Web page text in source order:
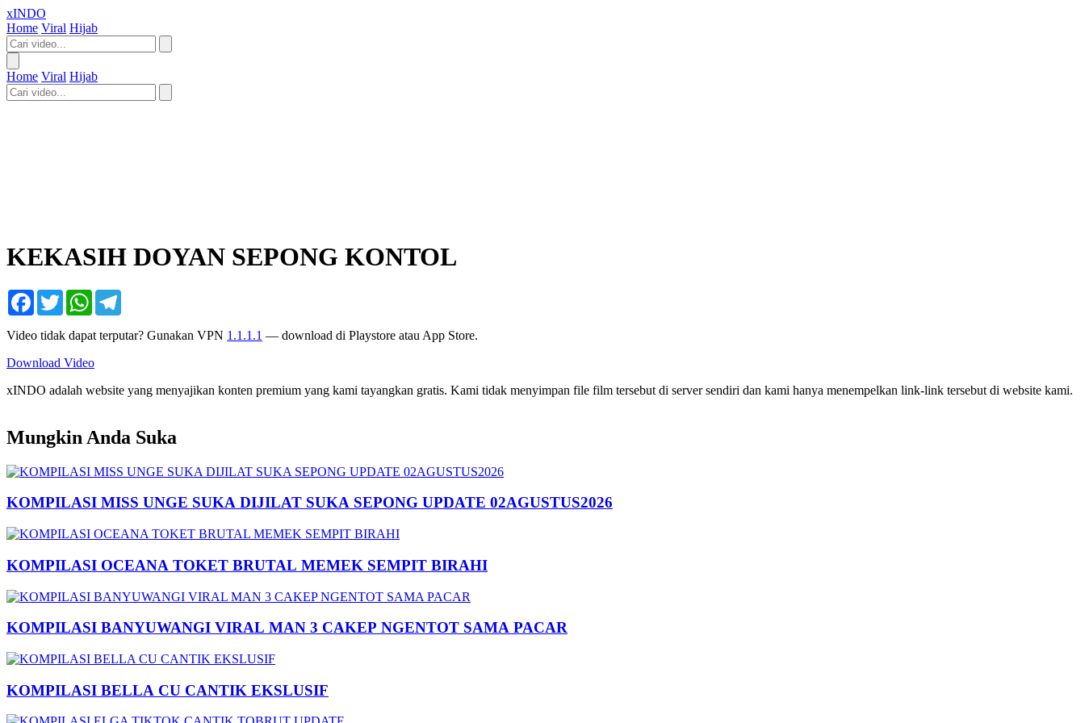
xINDO
Home Viral Hijab
Home Viral Hijab
KEKASIH DOYAN SEPONG KONTOL
Facebook
TwitterWhatsApp
Video tidak dapat terputar? Gunakan VPN 1.1.1.1 — download di Playstore atau App Store.
Download Video
xINDO adalah website yang menyajikan konten premium yang kami tayangkan gratis. Kami tidak menyimpan file film tersebut di server sendiri dan kami hanya menempelkan link-link tersebut di website kami.
Mungkin Anda Suka
KOMPILASI MISS UNGE SUKA DIJILAT SUKA SEPONG UPDATE 02AGUSTUS2026
KOMPILASI OCEANA TOKET BRUTAL MEMEK SEMPIT BIRAHI
KOMPILASI BANYUWANGI VIRAL MAN 3 CAKEP NGENTOT SAMA PACAR
KOMPILASI BELLA CU CANTIK EKSLUSIF